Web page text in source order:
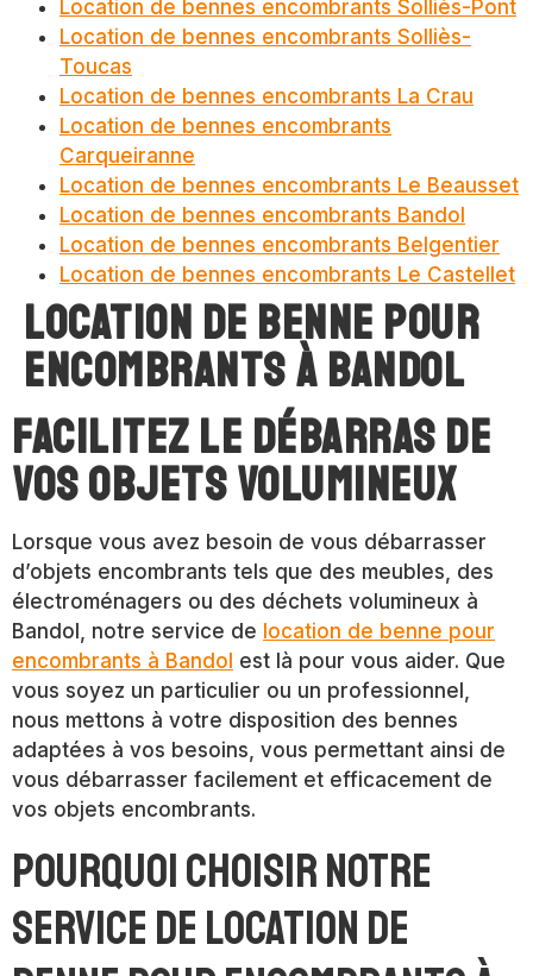
Location de bennes encombrants Solliès-Pont
Location de bennes encombrants Solliès-
Toucas
Location de bennes encombrants La Crau
Location de bennes encombrants
Carqueiranne
Location de bennes encombrants Le Beausset
Location de bennes encombrants Bandol
Location de bennes encombrants Belgentier
Location de bennes encombrants Le Castellet
Location de benne pour
encombrants à Bandol
Facilitez le débarras de
vos objets volumineux
Lorsque vous avez besoin de vous débarrasser
d’objets encombrants tels que des meubles, des
électroménagers ou des déchets volumineux à
Bandol, notre service de location de benne pour
encombrants à Bandol est là pour vous aider. Que
vous soyez un particulier ou un professionnel,
nous mettons à votre disposition des bennes
adaptées à vos besoins, vous permettant ainsi de
vous débarrasser facilement et efficacement de
vos objets encombrants.
Pourquoi choisir notre
service de location de